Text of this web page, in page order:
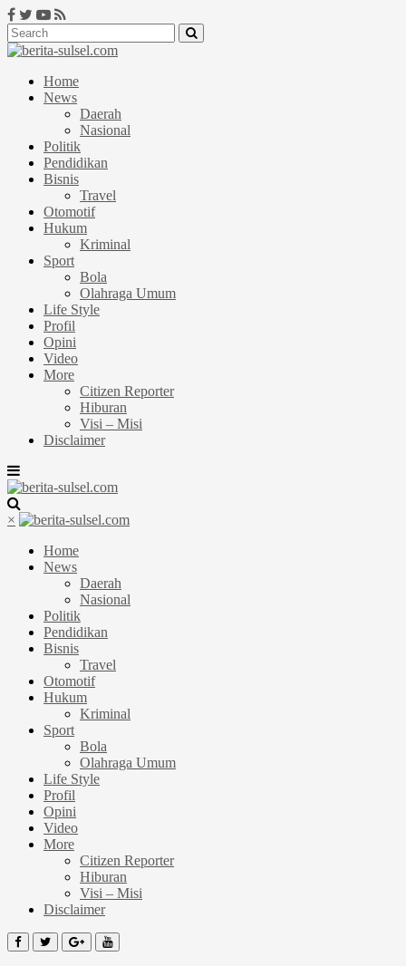
Home
News
Daerah
Nasional
Politik
Pendidikan
Bisnis
Travel
Otomotif
Hukum
Kriminal
Sport
Bola
Olahraga Umum
Life Style
Profil
Opini
Video
More
Citizen Reporter
Hiburan
Visi – Misi
Disclaimer
×
Home
News
Daerah
Nasional
Politik
Pendidikan
Bisnis
Travel
Otomotif
Hukum
Kriminal
Sport
Bola
Olahraga Umum
Life Style
Profil
Opini
Video
More
Citizen Reporter
Hiburan
Visi – Misi
Disclaimer